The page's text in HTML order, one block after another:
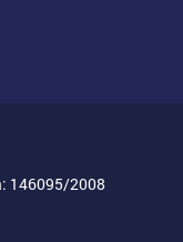
146095/2008